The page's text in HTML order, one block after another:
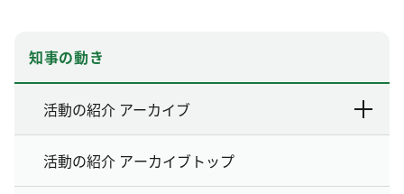
知事の動き
活動の紹介 アーカイブ
活動の紹介 アーカイブトップ